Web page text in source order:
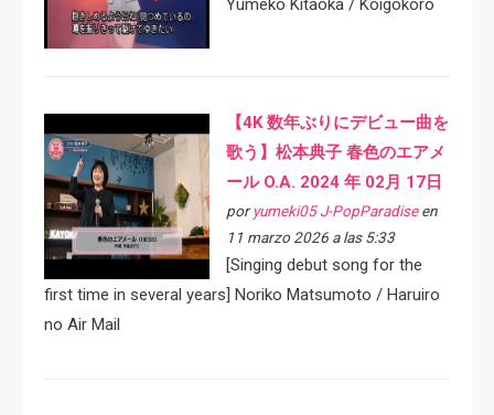
Yumeko Kitaoka / Koigokoro
【4K 数年ぶりにデビュー曲を
歌う】松本典子 春色のエアメ
ール O.A. 2024 年 02月 17日
por yumeki05 J-PopParadiseen
11 marzo 2026 a las 5:33
[Singing debut song for the
first time in several years] Noriko Matsumoto / Haruiro
no Air Mail